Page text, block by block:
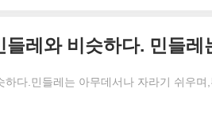
하다.민들레는 아무데서나 자라기 쉬우